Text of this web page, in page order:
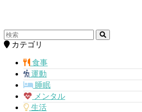
カテゴリ
食事
運動
睡眠
メンタル
生活